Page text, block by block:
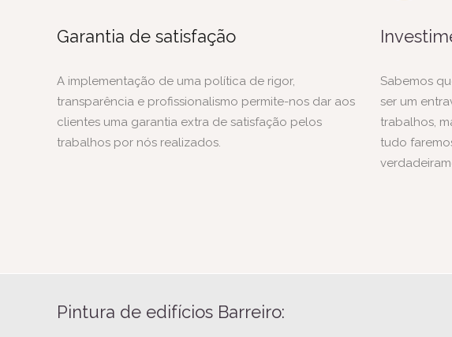
Garantia de satisfação
A implementação de uma política de rigor,
transparência e profissionalismo permite-nos dar aos
clientes uma garantia extra de satisfação pelos
trabalhos por nós realizados.
Sabemos
ser um
trabalhos,
tudo
Pintura de edifícios Barreiro: